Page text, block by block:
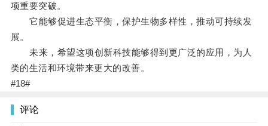
项重要突破。
它能够促进生态平衡，保护生物多样性，推动可持续发
展。
未来，希望这项创新科技能够得到更广泛的应用，为人
类的生活和环境带来更大的改善。
#18#
评论